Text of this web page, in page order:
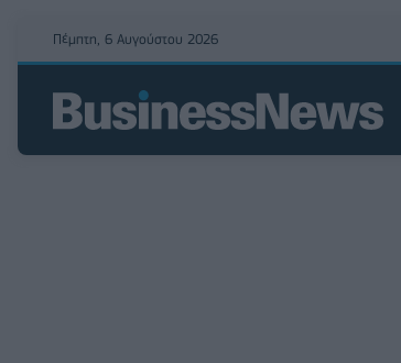
Πέμπτη, 6 Αυγούστου 2026